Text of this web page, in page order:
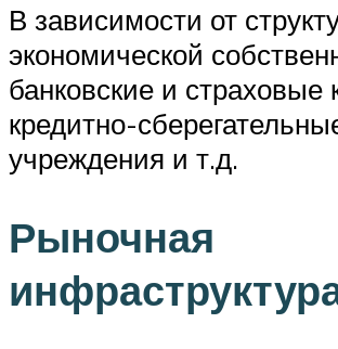
В зависимости от
экономической
банковские и страховые
кредитно-
учреждения и т.д.
Рыночная